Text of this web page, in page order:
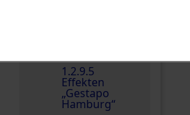
1.2.9.5
Effekten
„Gestapo
Hamburg“